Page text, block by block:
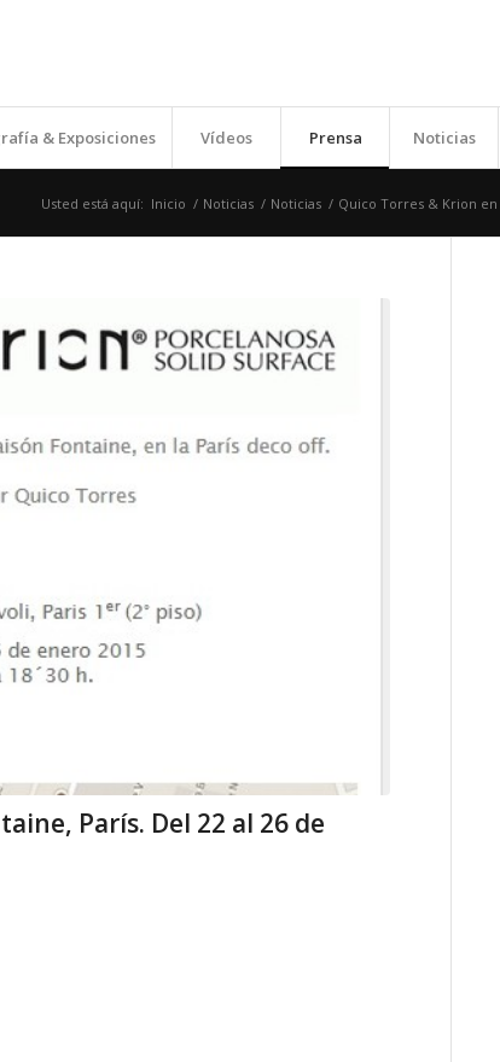
& Exposiciones Vídeos Prensa Noticias
Usted está aquí: Inicio / Noticias / Noticias / Quico Torres & Krion en
París. Del 22 al 26 de